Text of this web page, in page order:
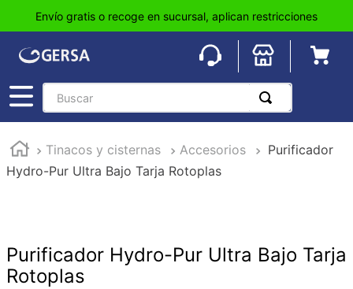
Envío gratis o recoge en sucursal, aplican restricciones
Buscar
Tinacos y cisternas Accesorios
Purificador
Hydro-Pur Ultra Bajo Tarja Rotoplas
Purificador Hydro-Pur Ultra Bajo Tarja
Rotoplas
1.
pisos
2
loseta
5.
lavabo